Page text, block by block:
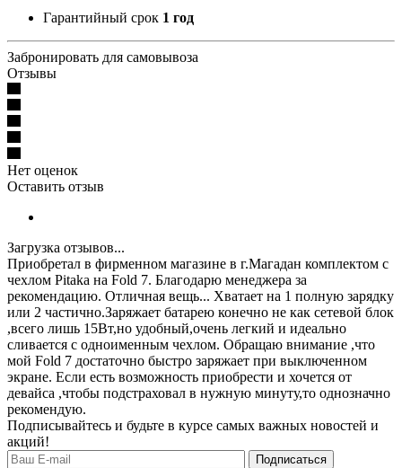
Гарантийный срок 1 год
Забронировать для самовывоза
Отзывы
Нет оценок
Оставить отзыв
Загрузка отзывов...
Приобретал в фирменном магазине в г.Магадан комплектом с
чехлом Pitaka на Fold 7. Благодарю менеджера за
рекомендацию. Отличная вещь... Хватает на 1 полную зарядку
или 2 частично.Заряжает батарею конечно не как сетевой блок
,всего лишь 15Вт,но удобный,очень легкий и идеально
сливается с одноименным чехлом. Обращаю внимание ,что
мой Fold 7 достаточно быстро заряжает при выключенном
экране. Если есть возможность приобрести и хочется от
девайса ,чтобы подстраховал в нужную минуту,то однозначно
рекомендую.
Подписывайтесь и будьте в курсе самых важных новостей и
акций!
Подписаться